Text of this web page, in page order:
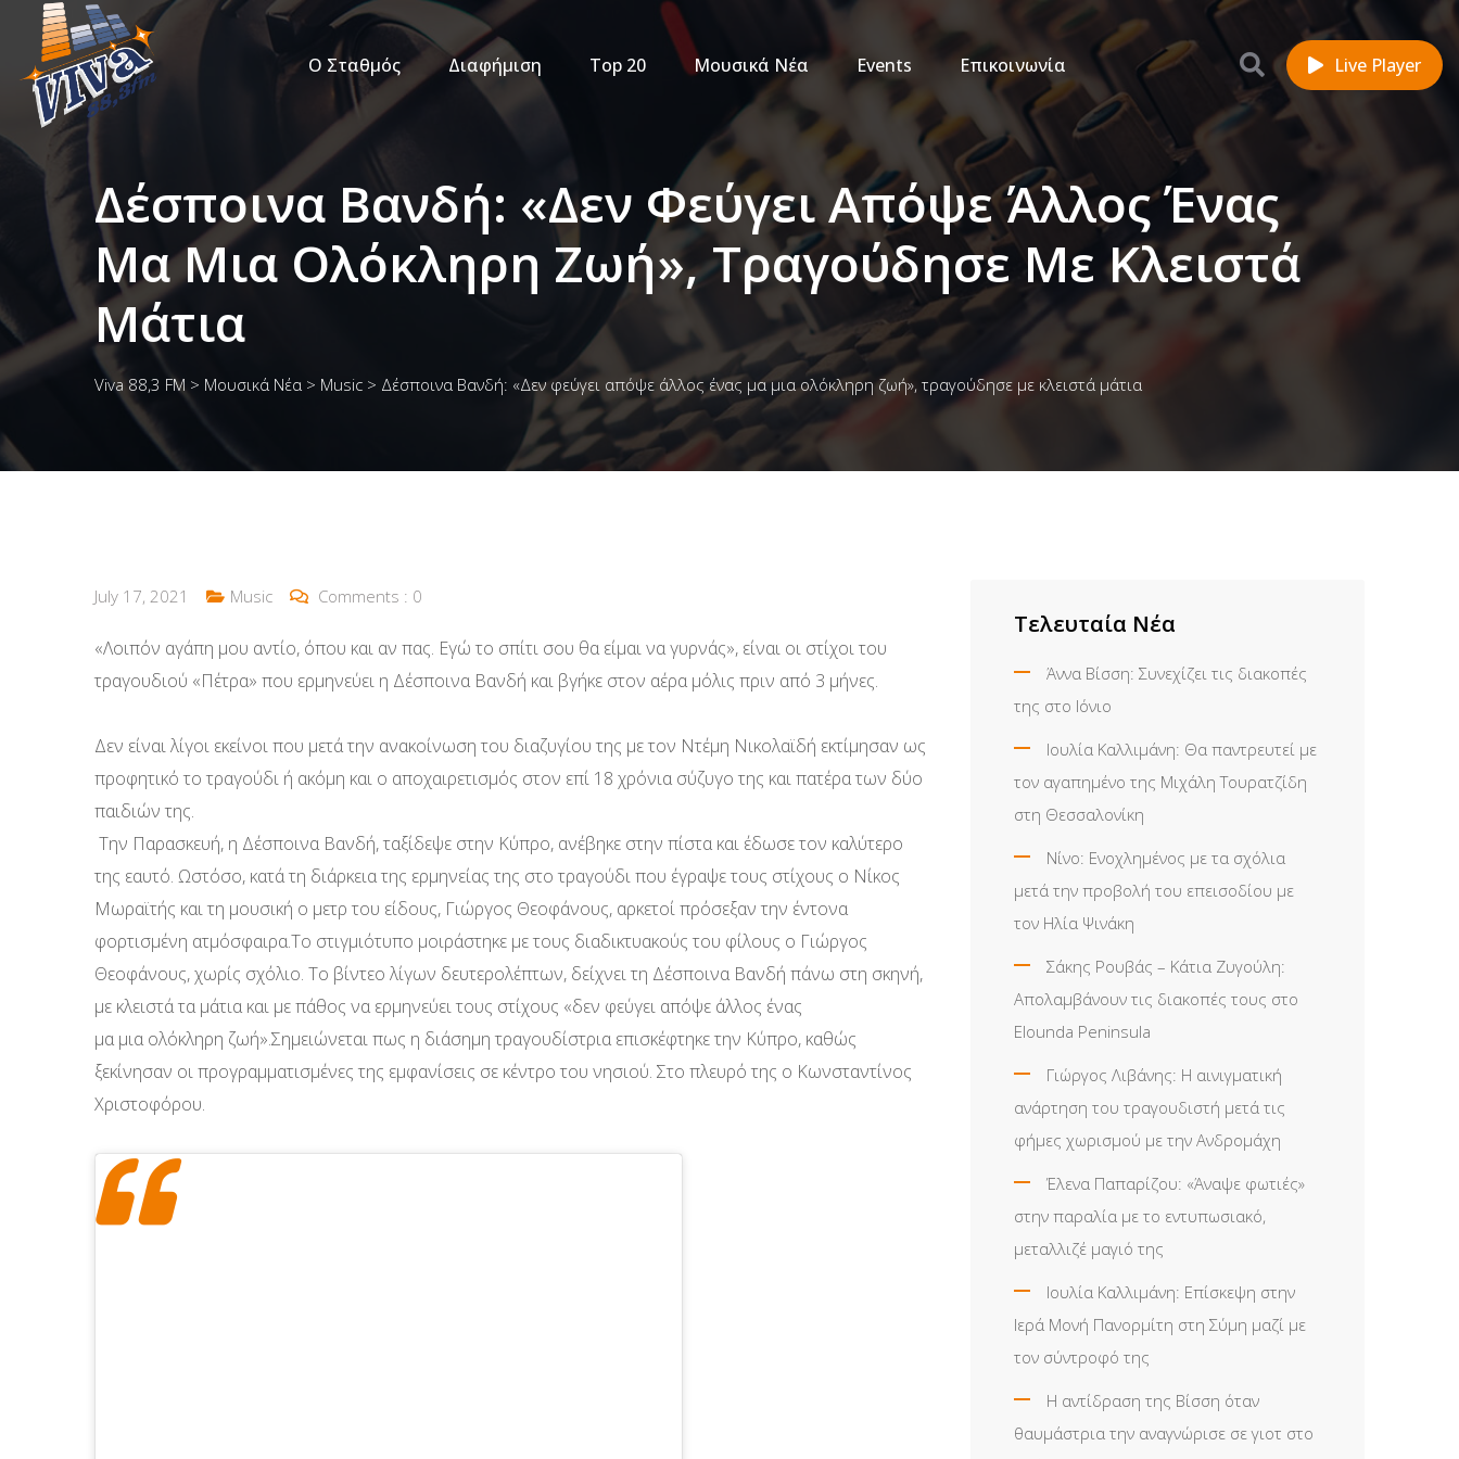
Ο Σταθμός Διαφήμιση Top 20 Μουσικά Νέα Events Επικοινωνία Live Player
Δέσποινα Βανδή: «Δεν Φεύγει Απόψε Άλλος Ένας
Μα Μια Ολόκληρη Ζωή», Τραγούδησε Με Κλειστά
Μάτια
Viva 88,3 FM > Μουσικά Νέα > Music > Δέσποινα Βανδή: «Δεν φεύγει απόψε άλλος ένας μα μια ολόκληρη ζωή», τραγούδησε με κλειστά μάτια
July 17, 2021 Music Comments : 0
«Λοιπόν αγάπη μου αντίο, όπου και αν πας. Εγώ το σπίτι σου θα είμαι να γυρνάς», είναι οι στίχοι του
τραγουδιού «Πέτρα» που ερμηνεύει η Δέσποινα Βανδή και βγήκε στον αέρα μόλις πριν από 3 μήνες.
Δεν είναι λίγοι εκείνοι που μετά την ανακοίνωση του διαζυγίου της με τον Ντέμη Νικολαϊδή εκτίμησαν ως
προφητικό το τραγούδι ή ακόμη και ο αποχαιρετισμός στον επί 18 χρόνια σύζυγο της και πατέρα των δύο
παιδιών της.
Την Παρασκευή, η Δέσποινα Βανδή, ταξίδεψε στην Κύπρο, ανέβηκε στην πίστα και έδωσε τον καλύτερο
της εαυτό. Ωστόσο, κατά τη διάρκεια της ερμηνείας της στο τραγούδι που έγραψε τους στίχους ο Νίκος
Μωραϊτής και τη μουσική ο μετρ του είδους, Γιώργος Θεοφάνους, αρκετοί πρόσεξαν την έντονα
φορτισμένη ατμόσφαιρα.Το στιγμιότυπο μοιράστηκε με τους διαδικτυακούς του φίλους ο Γιώργος
Θεοφάνους, χωρίς σχόλιο. Το βίντεο λίγων δευτερολέπτων, δείχνει τη Δέσποινα Βανδή πάνω στη σκηνή,
με κλειστά τα μάτια και με πάθος να ερμηνεύει τους στίχους «δεν φεύγει απόψε άλλος ένας
μα μια ολόκληρη ζωή».Σημειώνεται πως η διάσημη τραγουδίστρια επισκέφτηκε την Κύπρο, καθώς
ξεκίνησαν οι προγραμματισμένες της εμφανίσεις σε κέντρο του νησιού. Στο πλευρό της ο Κωνσταντίνος
Χριστοφόρου.
Τελευταία Νέα
Άννα Βίσση: Συνεχίζει τις διακοπές
της στο Ιόνιο
Ιουλία Καλλιμάνη: Θα παντρευτεί με
τον αγαπημένο της Μιχάλη Τουρατζίδη
στη Θεσσαλονίκη
Νίνο: Ενοχλημένος με τα σχόλια
μετά την προβολή του επεισοδίου με
τον Ηλία Ψινάκη
Σάκης Ρουβάς – Κάτια Ζυγούλη:
Απολαμβάνουν τις διακοπές τους στο
Elounda Peninsula
Γιώργος Λιβάνης: Η αινιγματική
ανάρτηση του τραγουδιστή μετά τις
φήμες χωρισμού με την Ανδρομάχη
Έλενα Παπαρίζου: «Άναψε φωτιές»
στην παραλία με το εντυπωσιακό,
μεταλλιζέ μαγιό της
Ιουλία Καλλιμάνη: Επίσκεψη στην
Ιερά Μονή Πανορμίτη στη Σύμη μαζί με
τον σύντροφό της
Η αντίδραση της Βίσση όταν
θαυμάστρια την αναγνώρισε σε γιοτ στο